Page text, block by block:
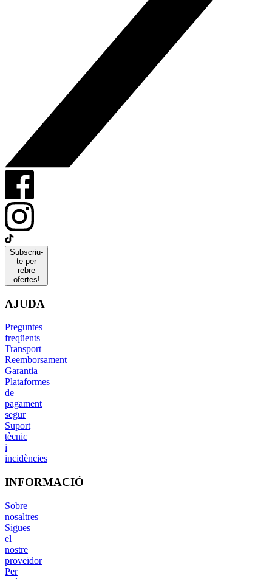
Subscriu-
te per
rebre
ofertes!
AJUDA
Preguntes
freqüents
Transport
Reemborsament
Garantia
Plataformes
de
pagament
segur
Suport
tècnic
i
incidències
INFORMACIÓ
Sobre
nosaltres
Sigues
el
nostre
proveïdor
Per